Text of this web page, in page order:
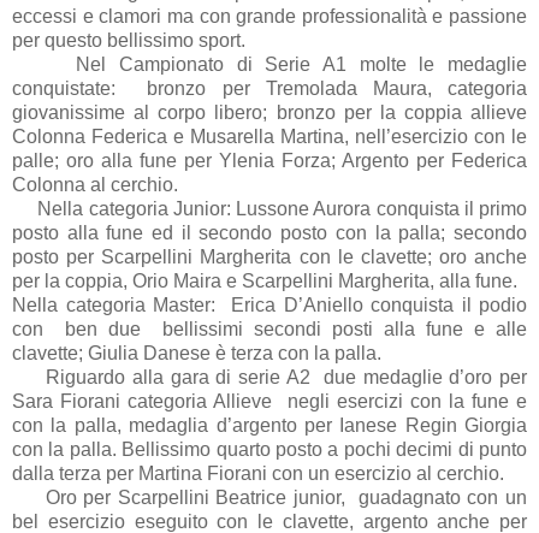
eccessi e clamori ma con grande professionalità e passione
per questo bellissimo sport.
Nel Campionato di Serie A1 molte le medaglie
conquistate: bronzo per Tremolada Maura, categoria
giovanissime al corpo libero; bronzo per la coppia allieve
Colonna Federica e Musarella Martina, nell’esercizio con le
palle; oro alla fune per Ylenia Forza; Argento per Federica
Colonna al cerchio.
Nella categoria Junior: Lussone Aurora conquista il primo
posto alla fune ed il secondo posto con la palla; secondo
posto per Scarpellini Margherita con le clavette; oro anche
per la coppia, Orio Maira e Scarpellini Margherita, alla fune.
Nella categoria Master: Erica D’Aniello conquista il podio
con ben due bellissimi secondi posti alla fune e alle
clavette; Giulia Danese è terza con la palla.
Riguardo alla gara di serie A2 due medaglie d’oro per
Sara Fiorani categoria Allieve negli esercizi con la fune e
con la palla, medaglia d’argento per Ianese Regin Giorgia
con la palla. Bellissimo quarto posto a pochi decimi di punto
dalla terza per Martina Fiorani con un esercizio al cerchio.
Oro per Scarpellini Beatrice junior, guadagnato con un
bel esercizio eseguito con le clavette, argento anche per